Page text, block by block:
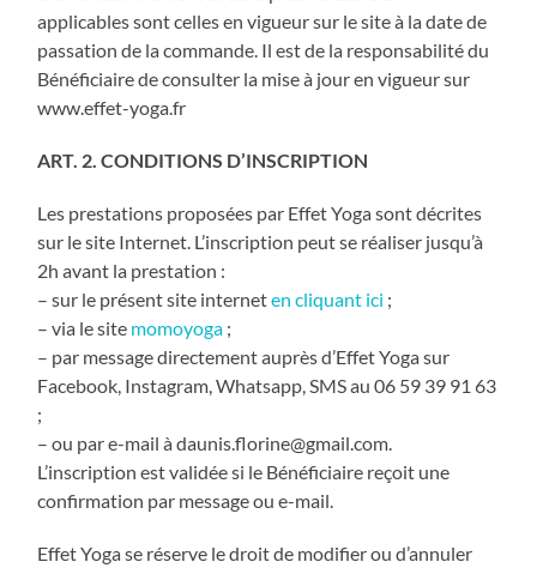
applicables sont celles en vigueur sur le site à la date de
passation de la commande. Il est de la responsabilité du
Bénéficiaire de consulter la mise à jour en vigueur sur
www.effet-yoga.fr
ART. 2. CONDITIONS D’INSCRIPTION
Les prestations proposées par Effet Yoga sont décrites
sur le site Internet. L’inscription peut se réaliser jusqu’à
2h avant la prestation :
– sur le présent site interneten cliquant ici ;
– via le site momoyoga ;
– par message directement auprès d’Effet Yoga sur
Facebook, Instagram, Whatsapp, SMS au 06 59 39 91 63
;
– ou par e-mail à daunis.florine@gmail.com.
L’inscription est validée si le Bénéficiaire reçoit une
confirmation par message ou e-mail.
Effet Yoga se réserve le droit de modifier ou d’annuler